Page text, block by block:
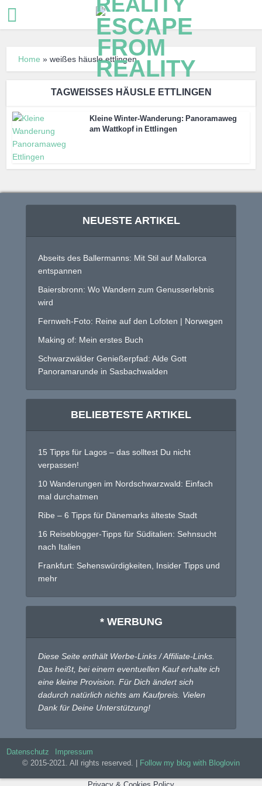
Home »weißes häusle ettlingen
TAGWEISSES HÄUSLE ETTLINGEN
Kleine Winter-Wanderung: Panoramaweg
am Wattkopf in Ettlingen
NEUESTE ARTIKEL
Abseits des Ballermanns: Mit Stil auf Mallorca
entspannen
Baiersbronn: Wo Wandern zum Genusserlebnis
wird
Fernweh-Foto: Reine auf den Lofoten | Norwegen
Making of: Mein erstes Buch
Schwarzwälder Genießerpfad: Alde Gott
Panoramarunde in Sasbachwalden
BELIEBTESTE ARTIKEL
15 Tipps für Lagos – das solltest Du nicht
verpassen!
10 Wanderungen im Nordschwarzwald: Einfach
mal durchatmen
Ribe – 6 Tipps für Dänemarks älteste Stadt
16 Reiseblogger-Tipps für Süditalien: Sehnsucht
nach Italien
Frankfurt: Sehenswürdigkeiten, Insider Tipps und
mehr
* WERBUNG
Diese Seite enthält Werbe-Links / Affiliate-Links.
Das heißt, bei einem eventuellen Kauf erhalte ich
eine kleine Provision. Für Dich ändert sich
dadurch natürlich nichts am Kaufpreis. Vielen
Dank für Deine Unterstützung!
Datenschutz
Impressum
© 2015-2021. All rights reserved. |
Follow my blog with Bloglovin